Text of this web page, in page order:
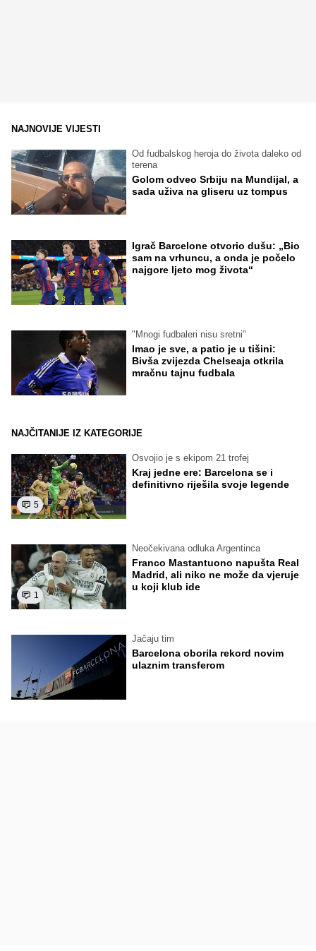
NAJNOVIJE VIJESTI
Od fudbalskog heroja do života daleko od
terena
Golom odveo Srbiju na Mundijal, a
sada uživa na gliseru uz tompus
Igrač Barcelone otvorio dušu: „Bio
sam na vrhuncu, a onda je počelo
najgore ljeto mog života“
"Mnogi fudbaleri nisu sretni"
Imao je sve, a patio je u tišini:
Bivša zvijezda Chelseaja otkrila
mračnu tajnu fudbala
NAJČITANIJE IZ KATEGORIJE
5
Osvojio je s ekipom 21 trofej
Kraj jedne ere: Barcelona se i
definitivno riješila svoje legende
1
Neočekivana odluka Argentinca
Franco Mastantuono napušta Real
Madrid, ali niko ne može da vjeruje
u koji klub ide
Jačaju tim
Barcelona oborila rekord novim
ulaznim transferom